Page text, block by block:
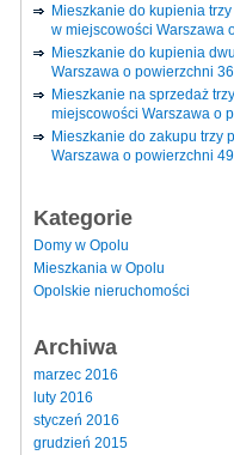
Mieszkanie do kupienia
w miejscowości Warszawa
Mieszkanie do kupienia
Warszawa o powierzchni
Mieszkanie na sprzedaż
miejscowości Warszawa o
Mieszkanie do zakupu trzy
Warszawa o powierzchni
Kategorie
Domy w Opolu
Mieszkania w Opolu
Opolskie nieruchomości
Archiwa
marzec 2016
luty 2016
styczeń 2016
grudzień 2015